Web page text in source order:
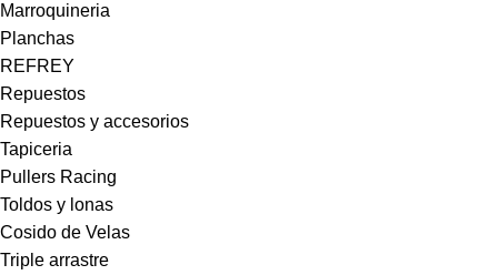
Marroquineria
Planchas
REFREY
Repuestos
Repuestos y accesorios
Tapiceria
Pullers Racing
Toldos y lonas
Cosido de Velas
Triple arrastre